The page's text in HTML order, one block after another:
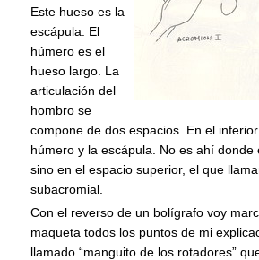
Este hueso es la
escápula. El
húmero es el
hueso largo. La
articulación del
hombro se
compone de dos espacios. En el
húmero y la escápula. No es ahí donde
sino en el espacio superior, el que
subacromial.
Con el reverso de un bolígrafo voy
maqueta todos los puntos de mi
llamado “manguito de los rotadores”